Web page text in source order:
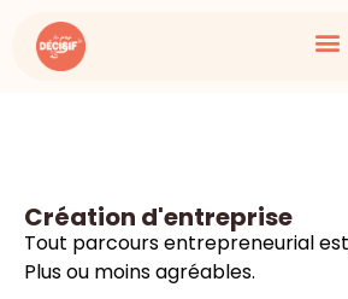
Création d'entreprise
Tout parcours entrepreneurial
Plus ou moins agréables.